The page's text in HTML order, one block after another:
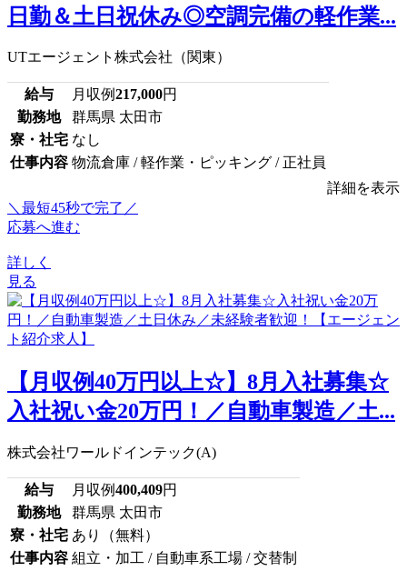
日勤＆土日祝休み◎空調完備の軽作業...
UTエージェント株式会社（関東）
給与 月収例217,000円
勤務地
群馬県 太田市
寮・社宅 なし
仕事内容 物流倉庫 / 軽作業・ピッキング / 正社員
詳細を表示
＼最短45秒で完了／
応募へ進む
詳しく
見る
【月収例40万円以上☆】8月入社募集☆
入社祝い金20万円！／自動車製造／土...
株式会社ワールドインテック(A)
給与 月収例400,409円
勤務地
群馬県 太田市
寮・社宅 あり（無料）
仕事内容 組立・加工 / 自動車系工場 / 交替制